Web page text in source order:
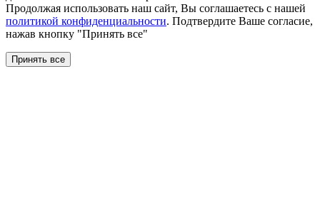
Продолжая использовать наш сайт, Вы соглашаетесь с нашей
политикой конфиденциальности. Подтвердите Ваше согласие,
нажав кнопку "Принять все"
Принять все